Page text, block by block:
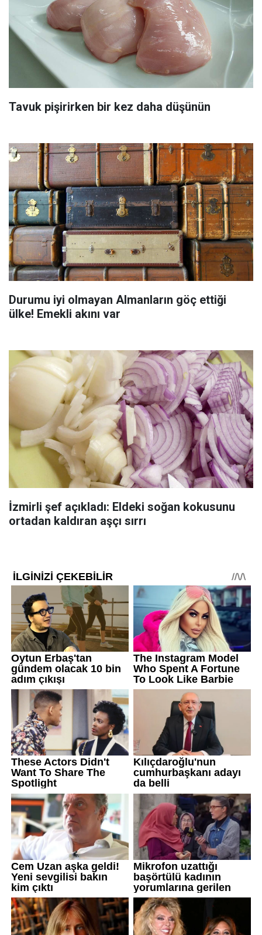
Tavuk pişirirken bir kez daha düşünün
Durumu iyi olmayan Almanların göç ettiği
ülke! Emekli akını var
İzmirli şef açıkladı: Eldeki soğan kokusunu
ortadan kaldıran aşçı sırrı